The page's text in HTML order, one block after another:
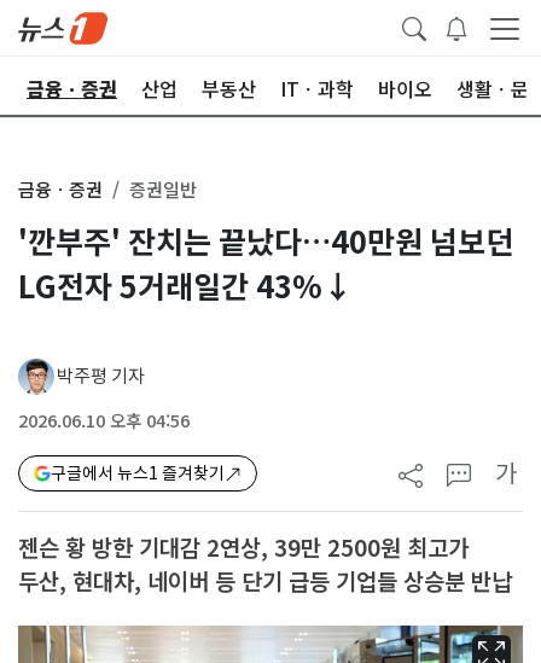
금융ㆍ증권 산업 부동산 ITㆍ과학 바이오 생활ㆍ문
금융ㆍ증권 증권일반
'깐부주' 잔치는 끝났다…40만원 넘보던
LG전자 5거래일간 43%↓
박주평 기자
2026.06.10 오후 04:56
구글에서 뉴스1 즐겨찾기 가
젠슨 황 방한 기대감 2연상, 39만 2500원 최고가
두산, 현대차, 네이버 등 단기 급등 기업들 상승분 반납